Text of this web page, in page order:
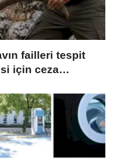
failleri tespit
için ceza